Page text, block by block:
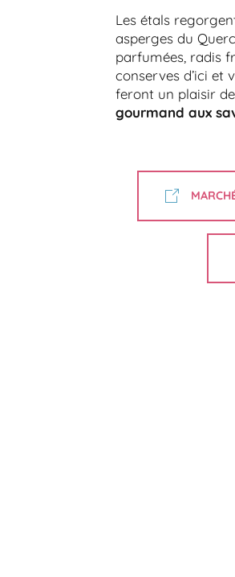
Les étals
asperges du
parfumées, radis
conserves d’ici et
feront un plaisir
gourmand aux